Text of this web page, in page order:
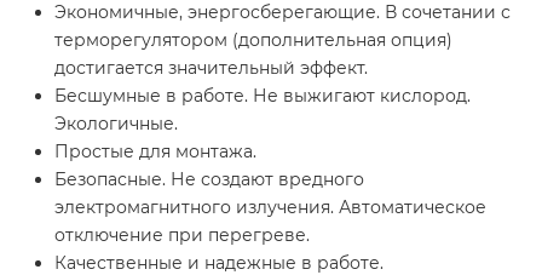
Экономичные, энергосберегающие. В сочетании с
терморегулятором (дополнительная опция)
достигается значительный эффект.
Бесшумные в работе. Не выжигают кислород.
Экологичные.
Простые для монтажа.
Безопасные. Не создают вредного
электромагнитного излучения. Автоматическое
отключение при перегреве.
Качественные и надежные в работе.